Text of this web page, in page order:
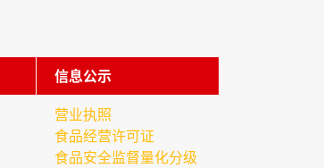
信息公示
营业执照
食品经营许可证
食品安全监督量化分级